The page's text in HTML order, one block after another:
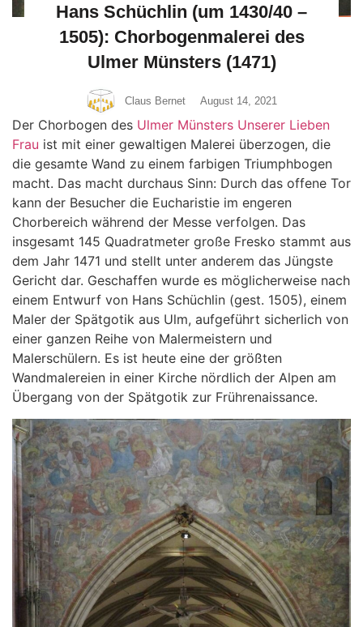
Hans Schüchlin (um 1430/40 –
1505): Chorbogenmalerei des
Ulmer Münsters (1471)
Claus Bernet August 14, 2021
Der Chorbogen des Ulmer Münsters Unserer Lieben
Frau ist mit einer gewaltigen Malerei überzogen, die
die gesamte Wand zu einem farbigen Triumphbogen
macht. Das macht durchaus Sinn: Durch das offene Tor
kann der Besucher die Eucharistie im engeren
Chorbereich während der Messe verfolgen. Das
insgesamt 145 Quadratmeter große Fresko stammt aus
dem Jahr 1471 und stellt unter anderem das Jüngste
Gericht dar. Geschaffen wurde es möglicherweise nach
einem Entwurf von Hans Schüchlin (gest. 1505), einem
Maler der Spätgotik aus Ulm, aufgeführt sicherlich von
einer ganzen Reihe von Malermeistern und
Malerschülern. Es ist heute eine der größten
Wandmalereien in einer Kirche nördlich der Alpen am
Übergang von der Spätgotik zur Frührenaissance.